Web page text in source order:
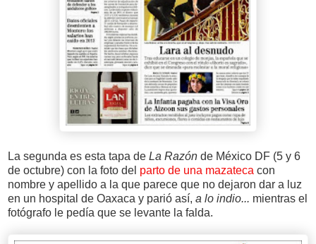
La segunda es esta tapa de La Razón de México DF (5 y 6
de octubre) con la foto del parto de una mazateca con
nombre y apellido a la que parece que no dejaron dar a luz
en un hospital de Oaxaca y parió así, a lo indio... mientras el
fotógrafo le pedía que se levante la falda.